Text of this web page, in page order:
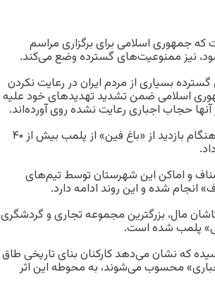
جمهوری اسلامی برای برگزاری مراسم
نیز ممنوعیت‌های گسترده وضع می‌کند.
بسیاری از مردم ایران در رعایت نکردن
اسلامی ضمن تشدید تهدیدهای خود علیه
حجاب اجباری رعایت نشده روی آورده‌اند.
کریم احمدی، فرمانده ناحیه مقاومت سپاه کاشان، هنگام بازدید از «باغ فین» از پلمب بیش از ۴۰
۶۰۰ مورد بازدید از اصناف و اماکن این شهرستان توسط تیم‌های
شده و این روند ادامه دارد.
مال، بزرگترین مجموعه تجاری و گردشگری
پلمب شده است.
که نشان می‌دهد کارکنان بنای تاریخی طاق
محسوب می‌شوند، به محوطه این اثر